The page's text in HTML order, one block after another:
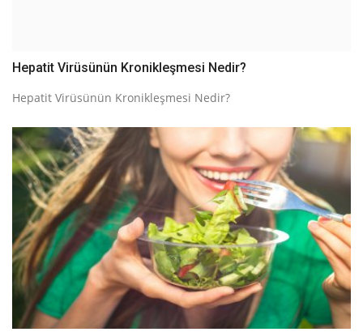
Hepatit Virüsünün Kronikleşmesi Nedir?
Hepatit Virüsünün Kronikleşmesi Nedir?